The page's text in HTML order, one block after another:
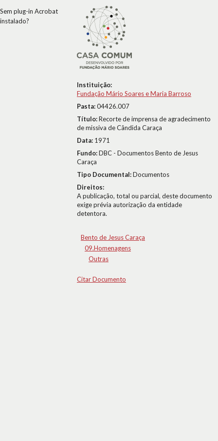
Instituição:
Fundação Mário Soares e Maria Barroso
Pasta:04426.007
Título:Recorte de imprensa de agradecimento
de missiva de Cândida Caraça
Data: 1971
Fundo:DBC - Documentos Bento de Jesus
Caraça
Tipo Documental:Documentos
Direitos:
A publicação, total ou parcial, deste documento
exige prévia autorização da entidade
detentora.
Bento de Jesus Caraça
09.Homenagens
Outras
Citar Documento
Sem plug-in Acrobat
instalado?